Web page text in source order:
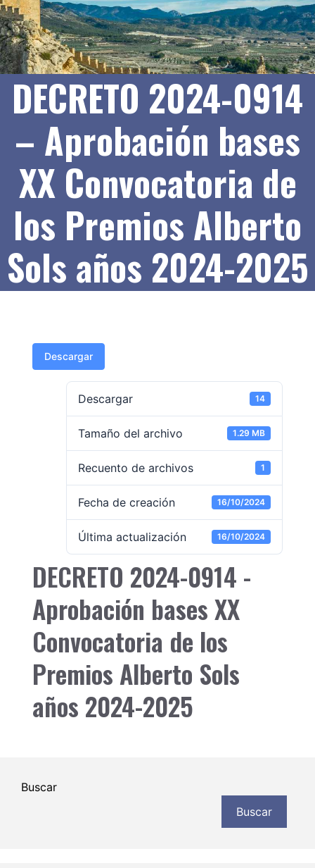
DECRETO 2024-0914
– Aprobación bases
XX Convocatoria de
los Premios Alberto
Sols años 2024-2025
Descargar
Descargar 14
Tamaño del archivo 1.29 MB
Recuento de archivos 1
Fecha de creación 16/10/2024
Última actualización 16/10/2024
DECRETO 2024-0914 -
Aprobación bases XX
Convocatoria de los
Premios Alberto Sols
años 2024-2025
Buscar
Buscar